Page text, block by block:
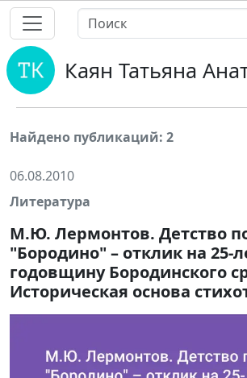
Каян Татьяна
Найдено публикаций: 2
06.08.2010
Литература
М.Ю. Лермонтов. Детство
"Бородино" – отклик на 25-
годовщину Бородинского
Историческая основа